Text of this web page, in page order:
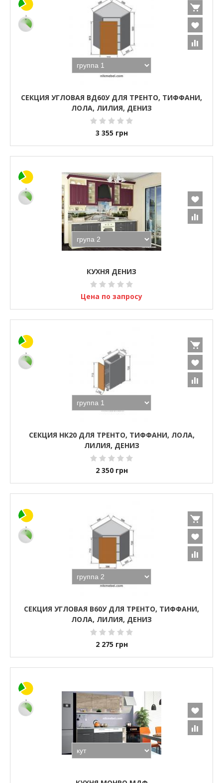
СЕКЦИЯ УГЛОВАЯ ВД60У ДЛЯ ТРЕНТО, ТИФФАНИ,
ЛОЛА, ЛИЛИЯ, ДЕНИЗ
3 355 грн
КУХНЯ ДЕНИЗ
Цена по запросу
СЕКЦИЯ НК20 ДЛЯ ТРЕНТО, ТИФФАНИ, ЛОЛА,
ЛИЛИЯ, ДЕНИЗ
2 350 грн
СЕКЦИЯ УГЛОВАЯ В60У ДЛЯ ТРЕНТО, ТИФФАНИ,
ЛОЛА, ЛИЛИЯ, ДЕНИЗ
2 275 грн